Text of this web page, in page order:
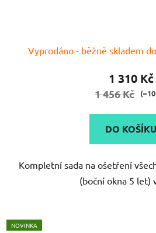
Vyprodáno - běžně skladem
1 310 Kč
1 456 Kč
DO KOŠÍKU
Kompletní sada na ošetření
(boční okna 5 let)
NOVINKA